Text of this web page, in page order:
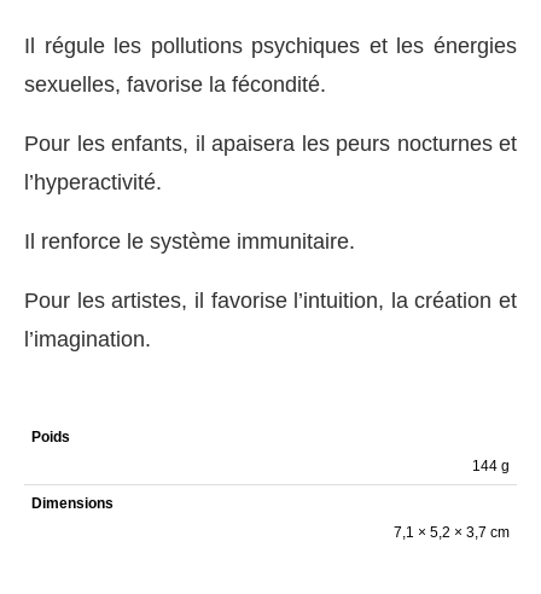
Il régule les pollutions psychiques et les énergies
sexuelles, favorise la fécondité.
Pour les enfants, il apaisera les peurs nocturnes et
l’hyperactivité.
Il renforce le système immunitaire.
Pour les artistes, il favorise l’intuition, la création et
l’imagination.
Poids
144 g
Dimensions
7,1 × 5,2 × 3,7 cm